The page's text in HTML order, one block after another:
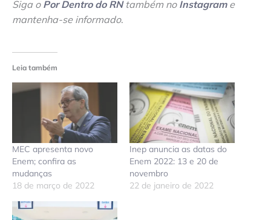
Siga o Por Dentro do RNtambém no Instagrame
mantenha-se informado.
Leia também
MEC apresenta novo
Enem; confira as
mudanças
18 de março de 2022
Inep anuncia as datas do
Enem 2022: 13 e 20 de
novembro
22 de janeiro de 2022